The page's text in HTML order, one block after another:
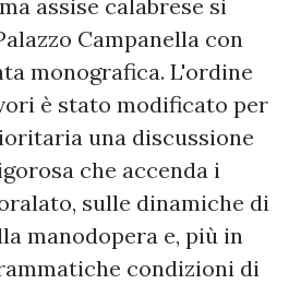
assise calabrese si
Campanella con
monografica. L'ordine
è stato modificato per
una discussione
che accenda i
sulle dinamiche di
manodopera e, più in
condizioni di